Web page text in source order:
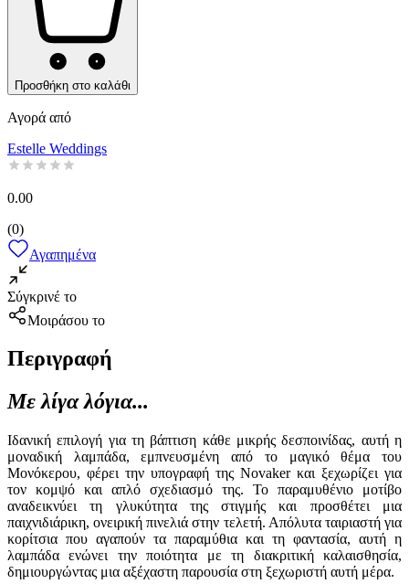
Προσθήκη στο καλάθι
Αγορά από
Estelle Weddings
0.00
(0)
Αγαπημένα
Σύγκρινέ το
Μοιράσου το
Περιγραφή
Με λίγα λόγια...
Ιδανική επιλογή για τη βάπτιση κάθε μικρής δεσποινίδας, αυτή η
μοναδική λαμπάδα, εμπνευσμένη από το μαγικό θέμα του
Μονόκερου, φέρει την υπογραφή της Novaker και ξεχωρίζει για
τον κομψό και απλό σχεδιασμό της. Το παραμυθένιο μοτίβο
αναδεικνύει τη γλυκύτητα της στιγμής και προσθέτει μια
παιχνιδιάρικη, ονειρική πινελιά στην τελετή. Απόλυτα ταιριαστή για
κορίτσια που αγαπούν τα παραμύθια και τη φαντασία, αυτή η
λαμπάδα ενώνει την ποιότητα με τη διακριτική καλαισθησία,
δημιουργώντας μια αξέχαστη παρουσία στη ξεχωριστή αυτή μέρα.